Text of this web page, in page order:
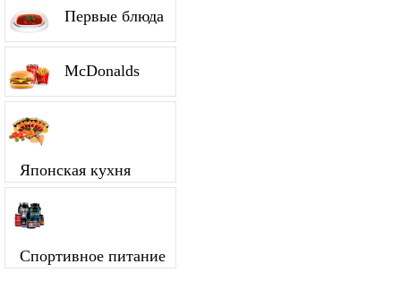
Первые блюда
McDonalds
Японская кухня
Спортивное питание